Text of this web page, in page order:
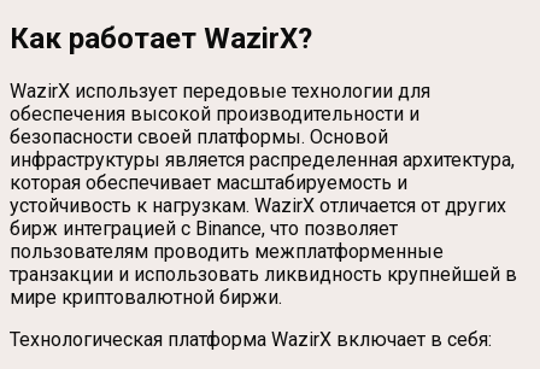
Как работает WazirX?
WazirX использует передовые технологии для
обеспечения высокой производительности и
безопасности своей платформы. Основой
инфраструктуры является распределенная архитектура,
которая обеспечивает масштабируемость и
устойчивость к нагрузкам. WazirX отличается от других
бирж интеграцией с Binance, что позволяет
пользователям проводить межплатформенные
транзакции и использовать ликвидность крупнейшей в
мире криптовалютной биржи.
Технологическая платформа WazirX включает в себя: